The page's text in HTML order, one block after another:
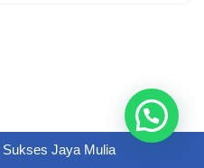
Sukses Jaya Mulia